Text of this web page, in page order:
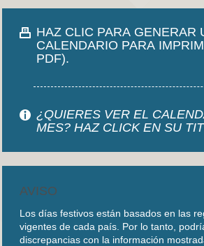
HAZ CLIC PARA GENERAR
CALENDARIO PARA
PDF).
¿QUIERES VER EL
MES? HAZ CLICK EN SU
AVISO
Los días festivos están basados en las
vigentes de cada país. Por lo tanto,
discrepancias con la información